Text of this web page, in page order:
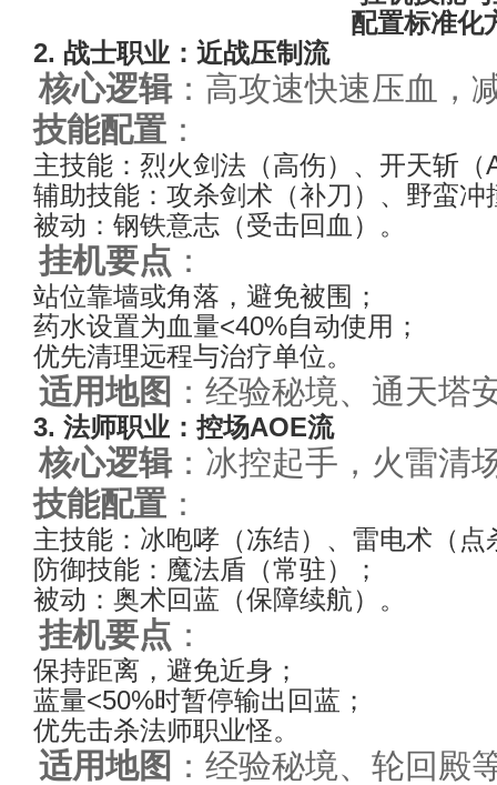
2. 战士职业：近战压制流
核心逻辑：高攻速快速压血，
技能配置 ：
主技能：烈火剑法（高伤）、开天斩（
辅助技能：攻杀剑术（补刀）、野蛮冲
被动：钢铁意志（受击回血）。
挂机要点 ：
站位靠墙或角落，避免被围；
药水设置为血量<40%自动使用；
优先清理远程与治疗单位。
适用地图 ：经验秘境、通天塔
3. 法师职业：控场AOE流
核心逻辑：冰控起手，火雷清
技能配置 ：
主技能：冰咆哮（冻结）、雷电术（
防御技能：魔法盾（常驻）；
被动：奥术回蓝（保障续航）。
挂机要点 ：
保持距离，避免近身；
蓝量<50%时暂停输出回蓝；
优先击杀法师职业怪。
适用地图 ：经验秘境、轮回殿